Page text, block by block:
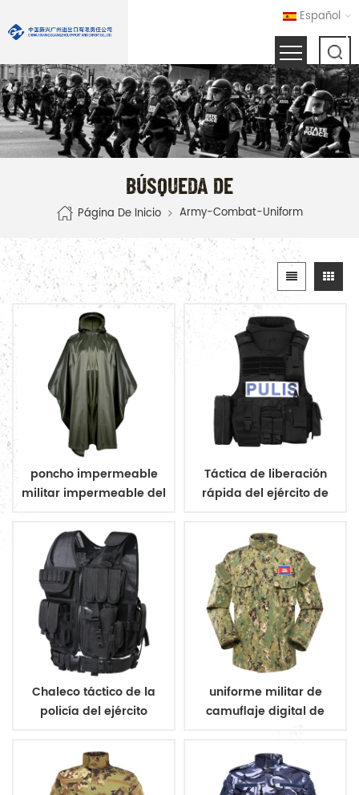
Español
BÚSQUEDA DE
Página De Inicio Army-Combat-Uniform
poncho impermeable
militar impermeable del
Táctica de liberación
rápida del ejército de
prueba de balas
Chaleco táctico de la
policía del ejército
uniforme militar de
camuflaje digital de